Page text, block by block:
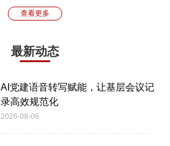
查看更多
最新动态
AI党建语音转写赋能，让基层会议记
录高效规范化
2026-08-06